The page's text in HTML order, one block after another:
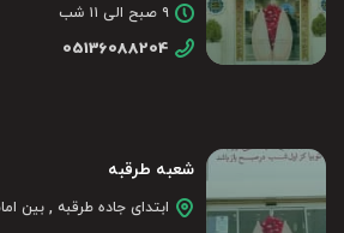
۹ صبح الی ۱۱ شب
05136088204
شعبه طرقبه
ابتدای جاده طرقبه , بین امام رضا